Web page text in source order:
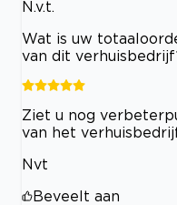
N.v.t.
Wat is uw
van dit
Ziet u nog
van het
Nvt
Beveelt aan